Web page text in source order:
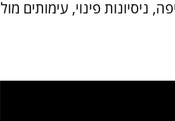
פינוי, עימותים מול